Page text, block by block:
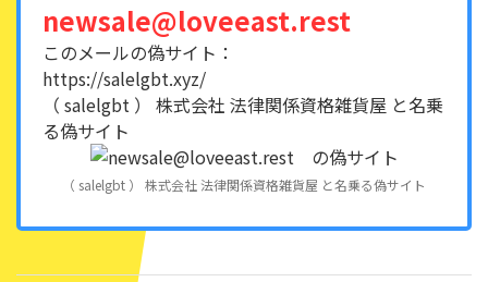
newsale@loveeast.rest
このメールの偽サイト：
https://salelgbt.xyz/
（ salelgbt ） 株式会社 法律関係資格雑貨屋 と名乗
る偽サイト
（ salelgbt ） 株式会社 法律関係資格雑貨屋 と名乗る偽サイト